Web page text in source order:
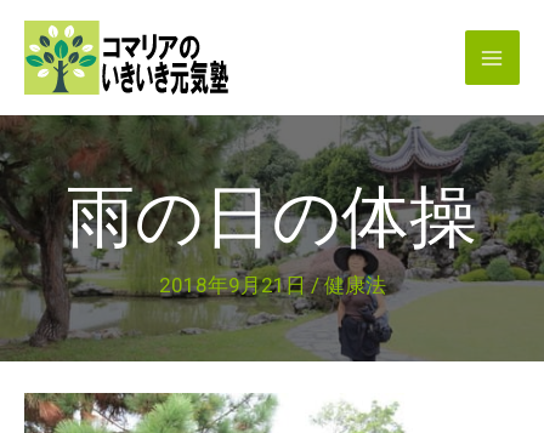
ス
キ
ッ
プ
雨の日の体操
2018年9月21日/健康法